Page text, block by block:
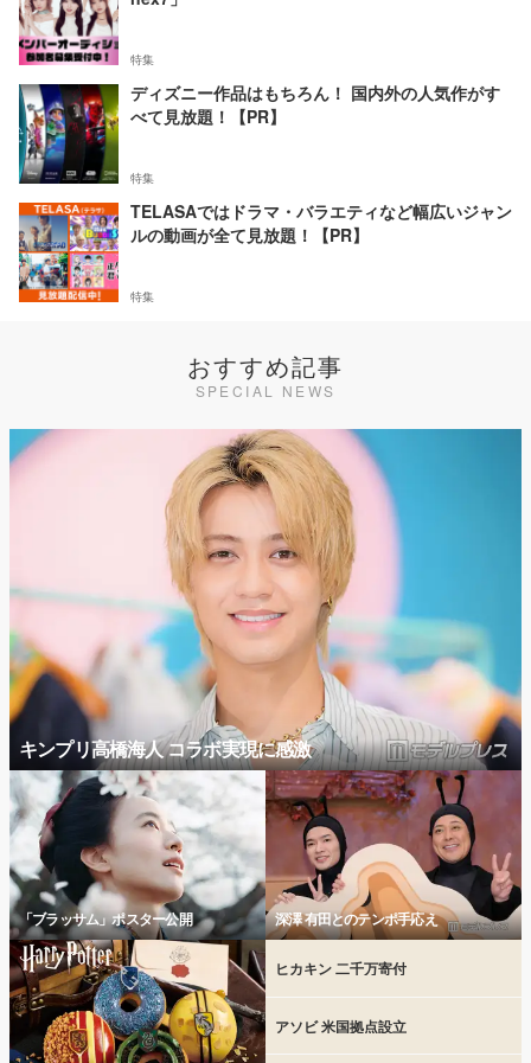
特集
ディズニー作品はもちろん！ 国内外の人気作がす
べて見放題！【PR】
特集
TELASAではドラマ・バラエティなど幅広いジャン
ルの動画が全て見放題！【PR】
特集
おすすめ記事
SPECIAL NEWS
キンプリ高橋海人 コラボ実現に感激
「ブラッサム」ポスター公開 深澤 有田とのテンポ手応え
ヒカキン 二千万寄付
アソビ 米国拠点設立